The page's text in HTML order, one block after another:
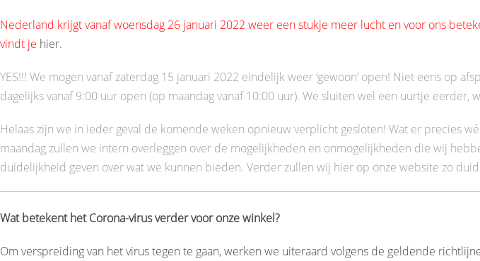
Nederland krijgt vanaf woensdag 26 januari 2022 weer een stukje meer lucht en voor ons
vindt je hier.
YES!!! We mogen vanaf zaterdag 15 januari 2022 eindelijk weer ‘gewoon’ open! Niet eens op
dagelijks vanaf 9:00 uur open (op maandag vanaf 10:00 uur). We sluiten wel een uurtje
Helaas zijn we in ieder geval de komende weken opnieuw verplicht gesloten! Wat er precies
maandag zullen we intern overleggen over de mogelijkheden en onmogelijkheden die wij
duidelijkheid geven over wat we kunnen bieden. Verder zullen wij hier op onze website zo
Wat betekent het Corona-virusverder voor onze winkel?
Om verspreiding van het virus tegen te gaan, werken we uiteraard volgens de geldende